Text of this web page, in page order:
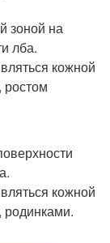
зоной на
лба.
кожной
кожной